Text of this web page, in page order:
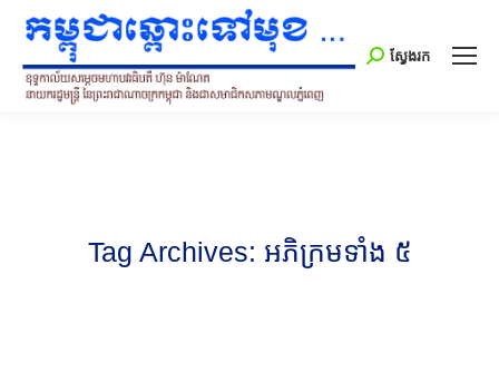
Search:
ស្វែងរក
Tag Archives: អភិក្រមទាំង ៥